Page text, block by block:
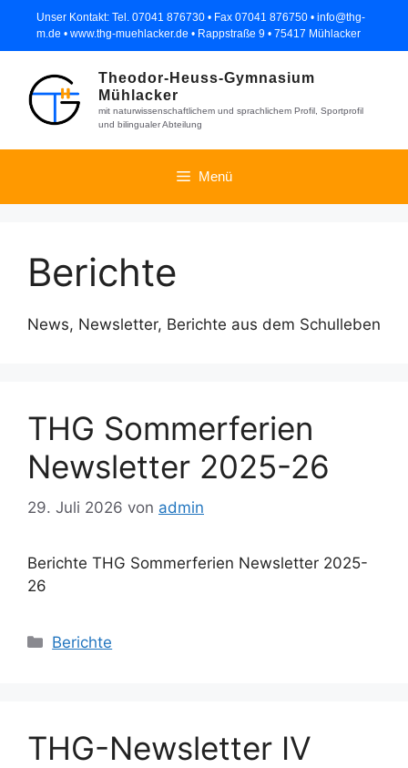
Inhalt
springen
Unser Kontakt: Tel. 07041 876730 • Fax 07041 876750 • info@thg-
m.de • www.thg-muehlacker.de • Rappstraße 9 • 75417 Mühlacker
Theodor-Heuss-Gymnasium
Mühlacker
mit naturwissenschaftlichem und sprachlichem Profil, Sportprofil
und bilingualer Abteilung
Menü
Berichte
News, Newsletter, Berichte aus dem Schulleben
THG Sommerferien
Newsletter 2025-26
29. Juli 2026 von admin
Berichte THG Sommerferien Newsletter 2025-
26
Kategorien
Berichte
THG-Newsletter IV